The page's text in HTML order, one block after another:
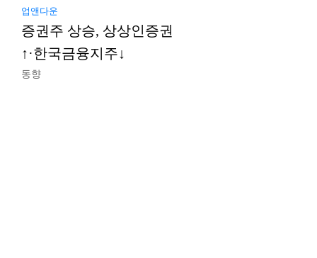
업앤다운
증권주 상승, 상상인증권
↑·한국금융지주↓
동향